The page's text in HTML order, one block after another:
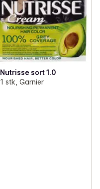
Nutrisse sort 1.0
1 stk, Garnier